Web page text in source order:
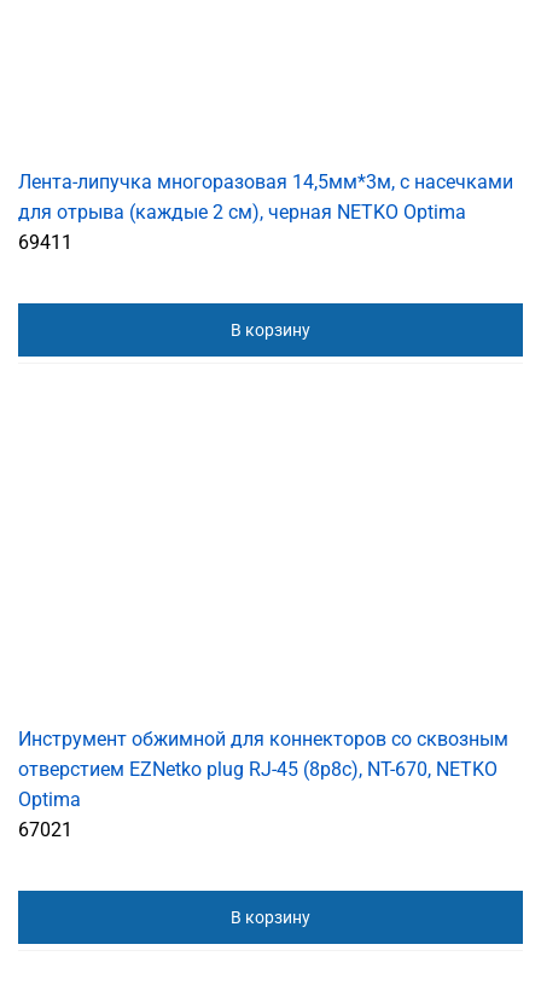
Лента-липучка многоразовая 14,5мм*3м, с насечками
для отрыва (каждые 2 см), черная NETKO Optima
69411
В корзину
Инструмент обжимной для коннекторов со сквозным
отверстием EZNetko plug RJ-45 (8p8c), NT-670, NETKO
Optima
67021
В корзину